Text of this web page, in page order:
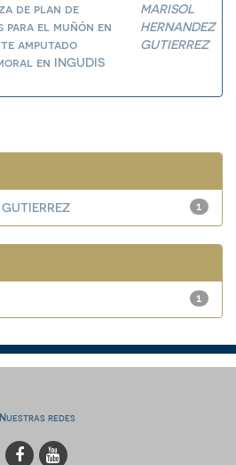
de plan de
para el muñón en
amputado
en INGUDIS
MARISOL
HERNANDEZ
GUTIERREZ
1
1
Nuestras redes